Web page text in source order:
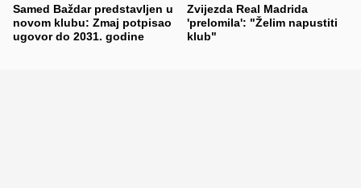
Samed Baždar predstavljen u
novom klubu: Zmaj potpisao
ugovor do 2031. godine
Zvijezda Real Madrida
'prelomila': "Želim napustiti
klub"